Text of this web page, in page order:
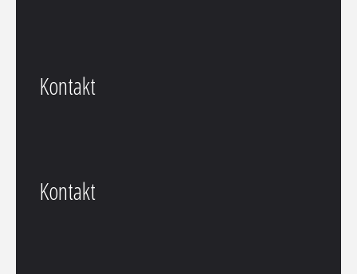
Kontakt
Kontakt